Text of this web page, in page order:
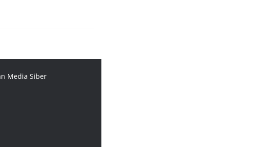
Media Siber